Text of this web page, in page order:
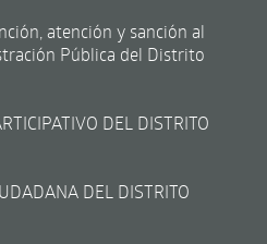
atención y sanción al
Pública del Distrito
DEL DISTRITO
DEL DISTRITO